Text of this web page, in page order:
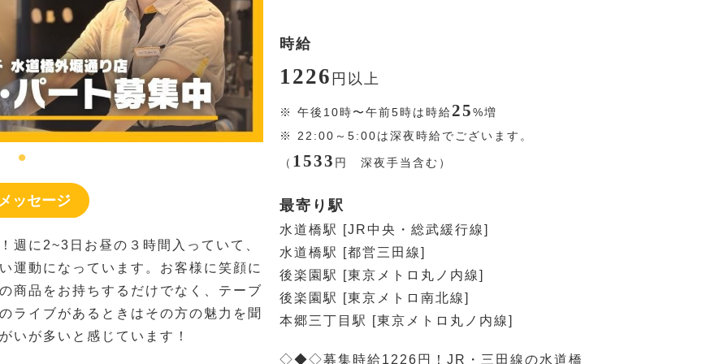
ッセージ
週に2~3日お昼の３時間入っていて、
運動になっています。お客様に笑顔に
商品をお持ちするだけでなく、テーブ
ライブがあるときはその方の魅力を聞
いが多いと感じています！
時給
1226 円 以上
※ 午後10時〜午前5時は時給25%増
※ 22:00～5:00は深夜時給でございます。
（ 1533 円 深夜手当含む）
最寄り駅
水道橋駅 [JR中央・総武緩行線]
水道橋駅 [都営三田線]
後楽園駅 [東京メトロ丸ノ内線]
後楽園駅 [東京メトロ南北線]
本郷三丁目駅 [東京メトロ丸ノ内線]
◇◆◇募集時給1226円！JR・三田線の水道橋